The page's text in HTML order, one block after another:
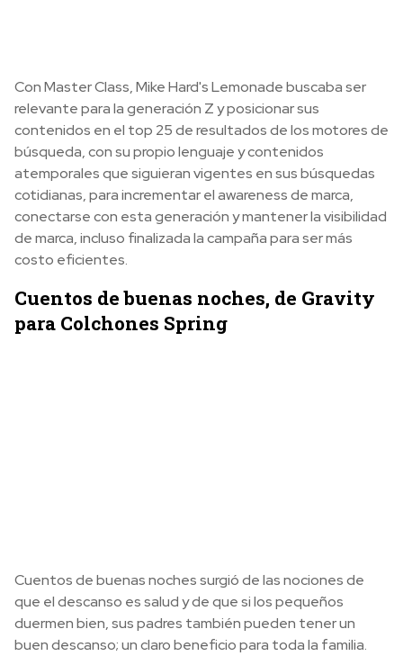
Con Master Class, Mike Hard's Lemonade buscaba ser
relevante para la generación Z y posicionar sus
contenidos en el top 25 de resultados de los motores de
búsqueda, con su propio lenguaje y contenidos
atemporales que siguieran vigentes en sus búsquedas
cotidianas, para incrementar el awareness de marca,
conectarse con esta generación y mantener la visibilidad
de marca, incluso finalizada la campaña para ser más
costo eficientes.
Cuentos de buenas noches, de Gravity
para Colchones Spring
Cuentos de buenas noches surgió de las nociones de
que el descanso es salud y de que si los pequeños
duermen bien, sus padres también pueden tener un
buen descanso; un claro beneficio para toda la familia.